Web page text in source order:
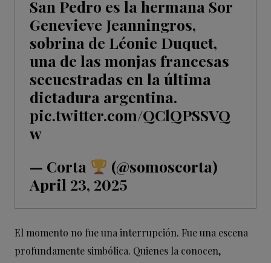
San Pedro es la hermana Sor
Genevieve Jeanningros,
sobrina de Léonie Duquet,
una de las monjas francesas
secuestradas en la última
dictadura argentina.
pic.twitter.com/QClQPSSVQ
w
— Corta
(@somoscorta)
April 23, 2025
El momento no fue una interrupción. Fue una escena
profundamente simbólica. Quienes la conocen,